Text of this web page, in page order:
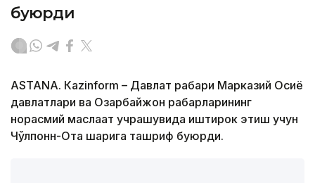
буюрди
ASTANА. Кazinform – Давлат раҳбари Марказий Осиё
давлатлари ва Озарбайжон раҳбарларининг
норасмий маслаҳат учрашувида иштирок этиш учун
Чўлпонн-Ота шаҳрига ташриф буюрди.